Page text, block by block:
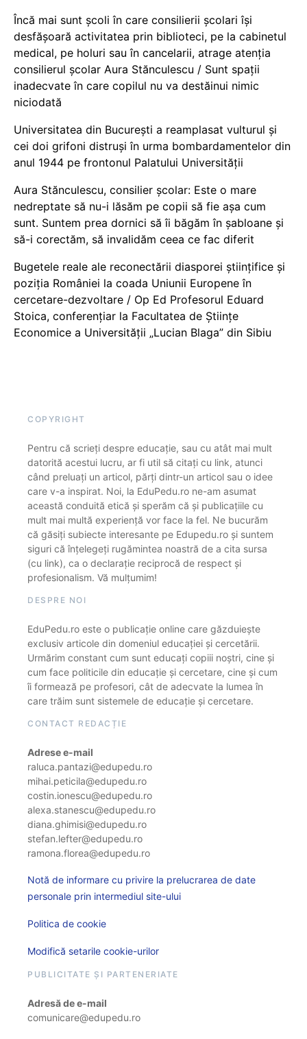
Încă mai sunt școli în care consilierii școlari își
desfășoară activitatea prin biblioteci, pe la cabinetul
medical, pe holuri sau în cancelarii, atrage atenția
consilierul școlar Aura Stănculescu / Sunt spații
inadecvate în care copilul nu va destăinui nimic
niciodată
Universitatea din București a reamplasat vulturul și
cei doi grifoni distruși în urma bombardamentelor din
anul 1944 pe frontonul Palatului Universității
Aura Stănculescu, consilier școlar: Este o mare
nedreptate să nu-i lăsăm pe copii să fie așa cum
sunt. Suntem prea dornici să îi băgăm în șabloane și
să-i corectăm, să invalidăm ceea ce fac diferit
Bugetele reale ale reconectării diasporei științifice și
poziția României la coada Uniunii Europene în
cercetare-dezvoltare / Op Ed Profesorul Eduard
Stoica, conferențiar la Facultatea de Științe
Economice a Universității „Lucian Blaga” din Sibiu
COPYRIGHT
Pentru că scrieți despre educație, sau cu atât mai mult
datorită acestui lucru, ar fi util să citați cu link, atunci
când preluați un articol, părți dintr-un articol sau o idee
care v-a inspirat. Noi, la EduPedu.ro ne-am asumat
această conduită etică și sperăm că și publicațiile cu
mult mai multă experiență vor face la fel. Ne bucurăm
că găsiți subiecte interesante pe Edupedu.ro și suntem
siguri că înțelegeți rugămintea noastră de a cita sursa
(cu link), ca o declarație reciprocă de respect și
profesionalism. Vă mulțumim!
DESPRE NOI
EduPedu.ro este o publicație online care găzduiește
exclusiv articole din domeniul educației și cercetării.
Urmărim constant cum sunt educați copiii noștri, cine și
cum face politicile din educație și cercetare, cine și cum
îi formează pe profesori, cât de adecvate la lumea în
care trăim sunt sistemele de educație și cercetare.
CONTACT REDACȚIE
Adrese e-mail
raluca.pantazi@edupedu.ro
mihai.peticila@edupedu.ro
costin.ionescu@edupedu.ro
alexa.stanescu@edupedu.ro
diana.ghimisi@edupedu.ro
stefan.lefter@edupedu.ro
ramona.florea@edupedu.ro
Notă de informare cu privire la prelucrarea de date
personale prin intermediul site-ului
Politica de cookie
Modifică setarile cookie-urilor
PUBLICITATE ȘI PARTENERIATE
Adresă de e-mail
comunicare@edupedu.ro